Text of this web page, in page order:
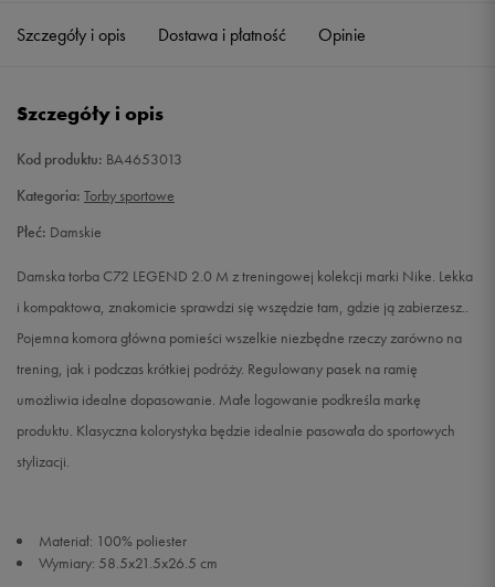
Szczegóły i opis Dostawa i płatność Opinie
Szczegóły i opis
Kod produktu: BA4653013
Kategoria: Torby sportowe
Płeć: Damskie
Damska torba C72 LEGEND 2.0 M z treningowej kolekcji marki Nike. Lekka
i kompaktowa, znakomicie sprawdzi się wszędzie tam, gdzie ją zabierzesz..
Pojemna komora główna pomieści wszelkie niezbędne rzeczy zarówno na
trening, jak i podczas krótkiej podróży. Regulowany pasek na ramię
umożliwia idealne dopasowanie. Małe logowanie podkreśla markę
produktu. Klasyczna kolorystyka będzie idealnie pasowała do sportowych
stylizacji.
Materiał: 100% poliester
Wymiary: 58.5x21.5x26.5 cm